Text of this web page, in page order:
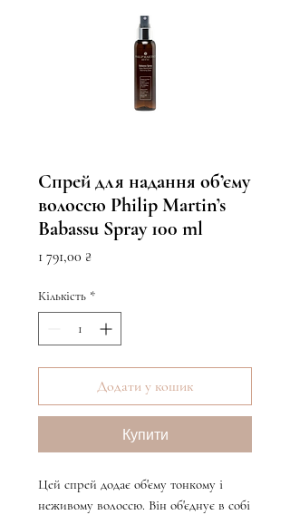
Спрей для надання обʼєму
волоссю Philip Martin’s
Babassu Spray 100 ml
1 791,00 ₴
Кількість *
Додати у кошик
Купити
Цей спрей додає об'єму тонкому і
неживому волоссю. Він об'єднує в собі